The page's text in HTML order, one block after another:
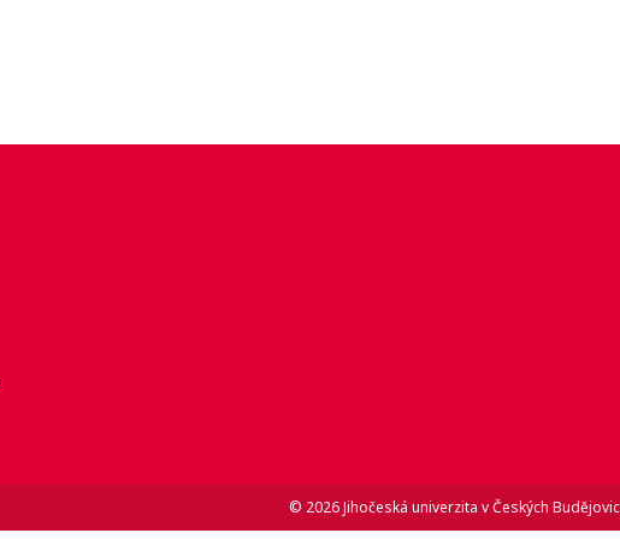
© 2026 Jihočeská univerzita v Českých